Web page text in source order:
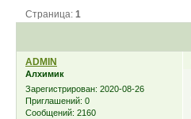
Страница:1
ADMIN
Алхимик
Зарегистрирован: 2020-08-26
Приглашений: 0
Сообщений: 2160